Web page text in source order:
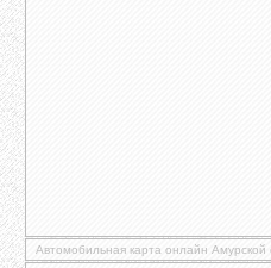
Автомобильная карта онлайн Амурской